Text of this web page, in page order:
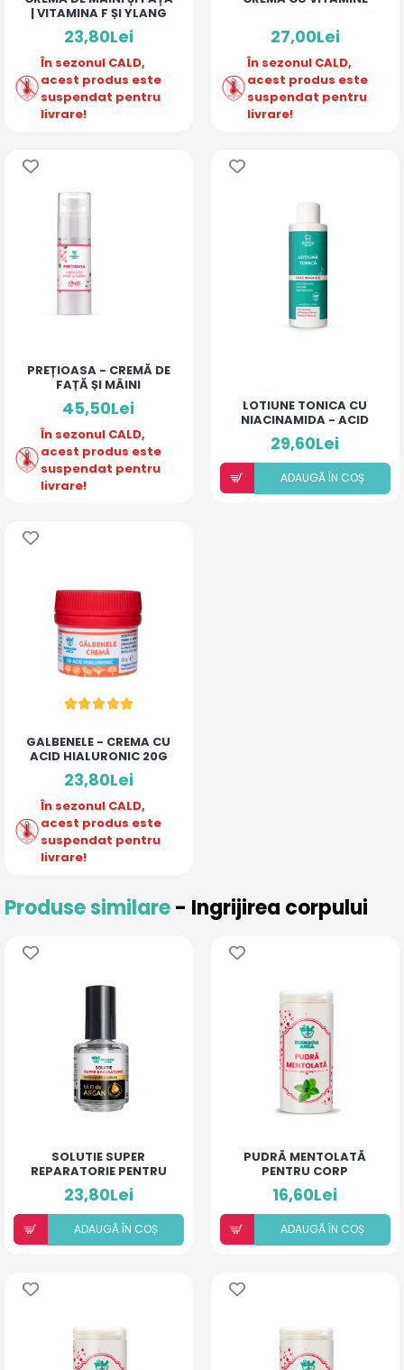
| VITAMINA F ȘI YLANG
23,80Lei
În sezonul CALD,
acest produs este
suspendat pentru
livrare!
27,00Lei
În sezonul CALD,
acest produs este
suspendat pentru
livrare!
PREȚIOASA - CREMĂ DE
FAȚĂ ȘI MÂINI
45,50Lei
În sezonul CALD,
acest produs este
suspendat pentru
livrare!
LOTIUNE TONICA CU
NIACINAMIDA - ACID
SALICILIC, CAFEINĂ
29,60Lei
ADAUGÃ ÎN COȘ
GALBENELE - CREMA CU
ACID HIALURONIC 20G
23,80Lei
În sezonul CALD,
acest produs este
suspendat pentru
livrare!
Produse similare- Ingrijirea corpului
SOLUTIE SUPER
REPARATORIE PENTRU
UNGHII
23,80Lei
ADAUGÃ ÎN COȘ
PUDRĂ MENTOLATĂ
PENTRU CORP
16,60Lei
ADAUGÃ ÎN COȘ